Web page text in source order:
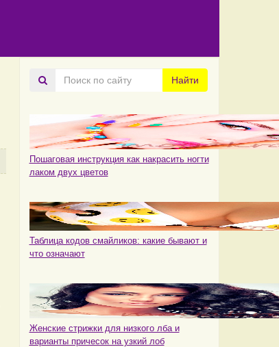
Поиск
по
Найти
Пошаговая инструкция как накрасить ногти
лаком двух цветов
Таблица кодов смайликов: какие бывают и
что означают
Женские стрижки для низкого лба и
варианты причесок на узкий лоб